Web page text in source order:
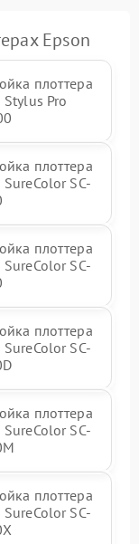
Epson
плоттера
Stylus Pro
плоттера
SC-
плоттера
SC-
плоттера
SC-
плоттера
SC-
плоттера
SC-